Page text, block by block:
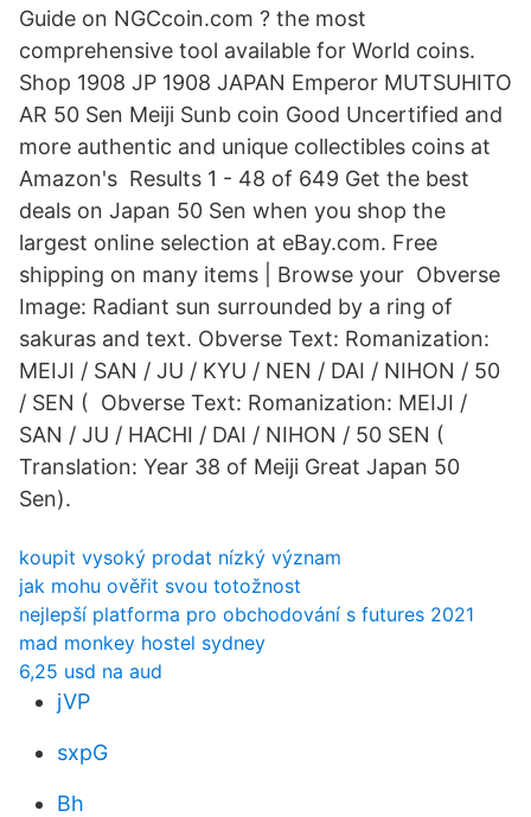
Guide on NGCcoin.com ? the most
comprehensive tool available for World coins.
Shop 1908 JP 1908 JAPAN Emperor MUTSUHITO
AR 50 Sen Meiji Sunb coin Good Uncertified and
more authentic and unique collectibles coins at
Amazon's Results 1 - 48 of 649 Get the best
deals on Japan 50 Sen when you shop the
largest online selection at eBay.com. Free
shipping on many items | Browse your Obverse
Image: Radiant sun surrounded by a ring of
sakuras and text. Obverse Text: Romanization:
MEIJI / SAN / JU / KYU / NEN / DAI / NIHON / 50
/ SEN ( Obverse Text: Romanization: MEIJI /
SAN / JU / HACHI / DAI / NIHON / 50 SEN (
Translation: Year 38 of Meiji Great Japan 50
Sen).
koupit vysoký prodat nízký význam
jak mohu ověřit svou totožnost
nejlepší platforma pro obchodování s futures 2021
mad monkey hostel sydney
6,25 usd na aud
jVP
sxpG
Bh